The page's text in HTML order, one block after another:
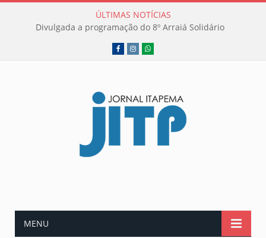
ÚLTIMAS NOTÍCIAS
Divulgada a programação do 8º Arraiá Solidário
FacebookInstagramWhatsApp
MENU